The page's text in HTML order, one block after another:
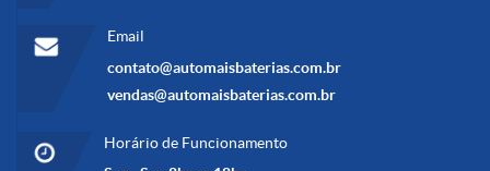
Email
contato@automaisbaterias.com.br
vendas@automaisbaterias.com.br
Horário de Funcionamento